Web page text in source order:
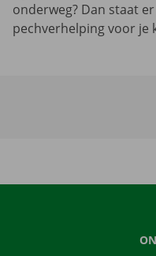
onderweg? Dan staat
pechverhelping voor je